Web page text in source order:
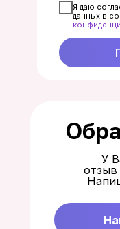
Я даю
данных в
У